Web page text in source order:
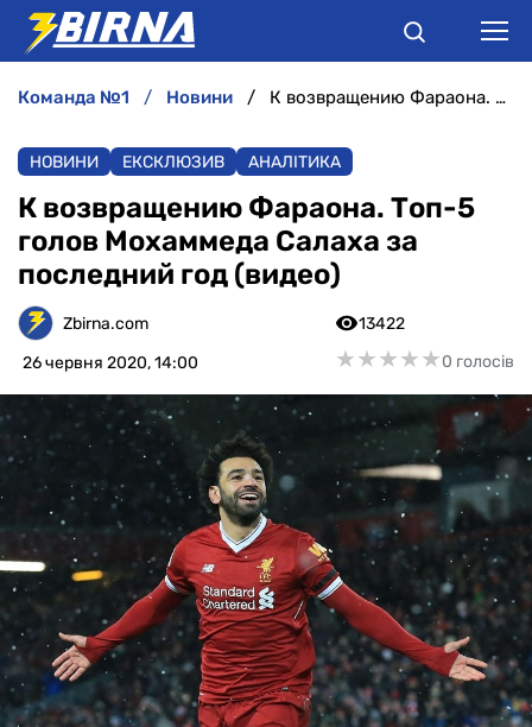
АНАЛІТИКА
ІНТЕРВ'Ю
РІЗНЕ
БУКМЕКЕРИ
команда №1 новини К возвращению Фараона. Топ-5 голов Мохаммеда Салаха за последний год (видео)
НОВИНИ ЕКСКЛЮЗИВ АНАЛІТИКА
К возвращению Фараона. Топ-5
голов Мохаммеда Салаха за
последний год (видео)
Zbirna.com
26 червня 2020, 14:00
13422
★★★★★
★★★★★0 голосів